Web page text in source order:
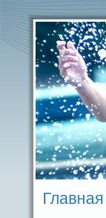
Главная